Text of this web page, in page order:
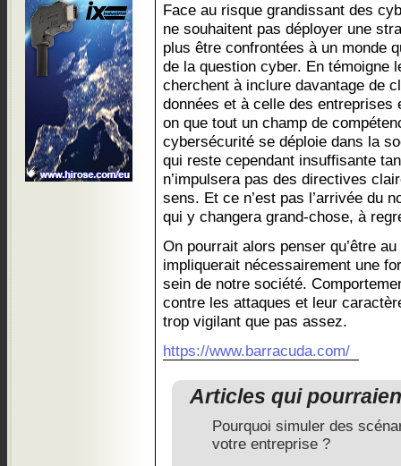
Face au risque grandissant des
ne souhaitent pas déployer une
plus être confrontées à un monde
de la question cyber. En témoigne
cherchent à inclure davantage de
données et à celle des entreprises
on que tout un champ de
cybersécurité se déploie dans la
qui reste cependant insuffisante
n’impulsera pas des directives
sens. Et ce n’est pas l’arrivée du
qui y changera grand-chose, à
On pourrait alors penser qu’être
impliquerait nécessairement une
sein de notre société.
contre les attaques et leur
trop vigilant que pas assez.
https://www.barracuda.com/
Articles qui
Pourquoi simuler des
votre entreprise ?